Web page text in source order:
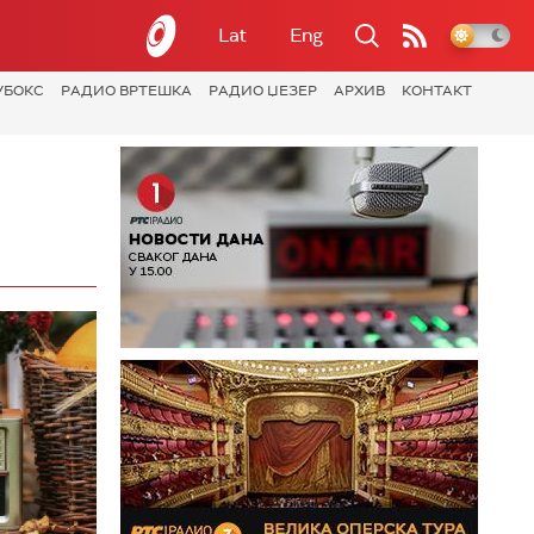
Lat Eng
РАДИО ВРТЕШКА РАДИО ЏЕЗЕР АРХИВ КОНТАКТ